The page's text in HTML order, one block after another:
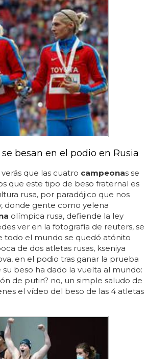
besan en el podio en Rusia
que las cuatro campeonas se
que este tipo de beso fraternal es
rusa, por paradójico que nos
donde gente como yelena
olímpica rusa, defiende la ley
ver en la fotografía de reuters, se
todo el mundo se quedó atónito
de dos atletas rusas, kseniya
en el podio tras ganar la prueba
su beso ha dado la vuelta al mundo:
de putin? no, un simple saludo de
el vídeo del beso de las 4 atletas